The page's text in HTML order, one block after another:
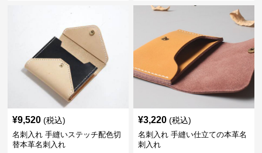
¥9,520 (税込)
名刺入れ 手縫いステッチ配色切
替本革名刺入れ
¥3,220 (税込)
名刺入れ 手縫い仕立ての本革名
刺入れ